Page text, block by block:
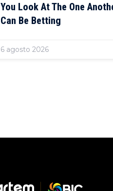
You Look At The One
Can Be Betting
6 agosto 2026